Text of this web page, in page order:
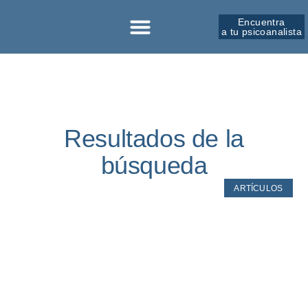
Encuentra
a tu psicoanalista
Resultados de la
búsqueda
ARTÍCULOS